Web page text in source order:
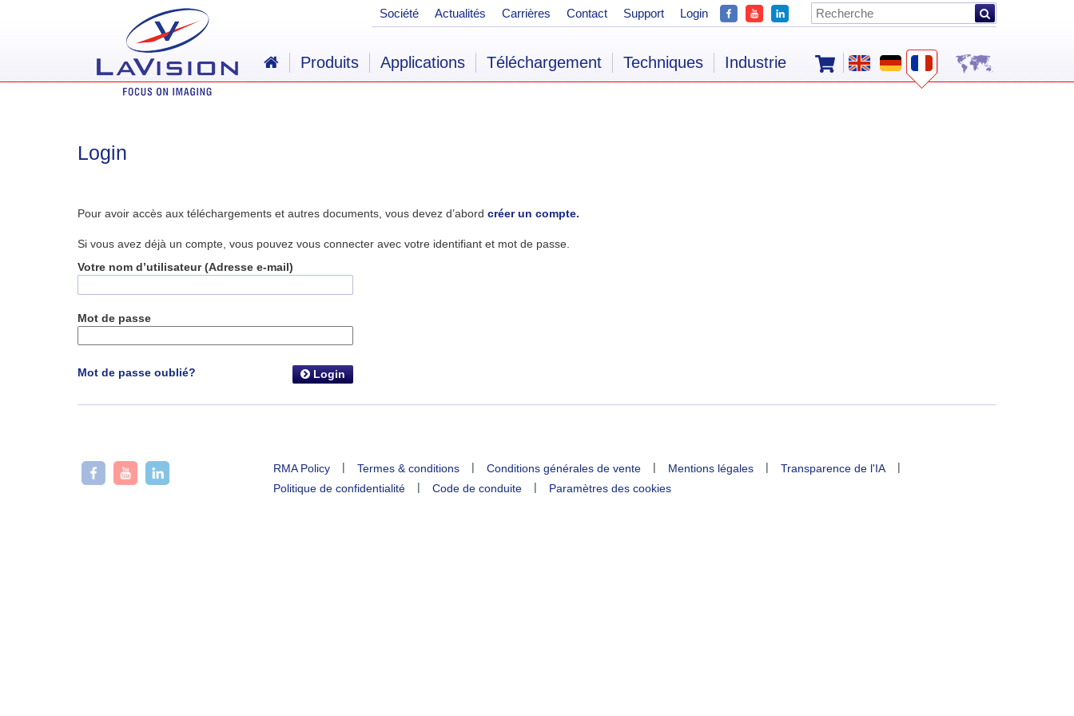
Login
Pour avoir accès aux téléchargements et autres documents, vous devez d’abord créer un compte.
Si vous avez déjà un compte, vous pouvez vous connecter avec votre identifiant et mot de passe.
Votre nom d’utilisateur (Adresse e-mail)
Mot de passe
Mot de passe oublié? Login
RMA Policy | Termes & conditions | Conditions générales de vente | Mentions légales | Transparence de l'IA
|
Politique de confidentialité
| Code de conduite | Paramètres des cookies
Société Actualités Carrières Contact Support Login
Produits Applications Téléchargement Techniques Industrie